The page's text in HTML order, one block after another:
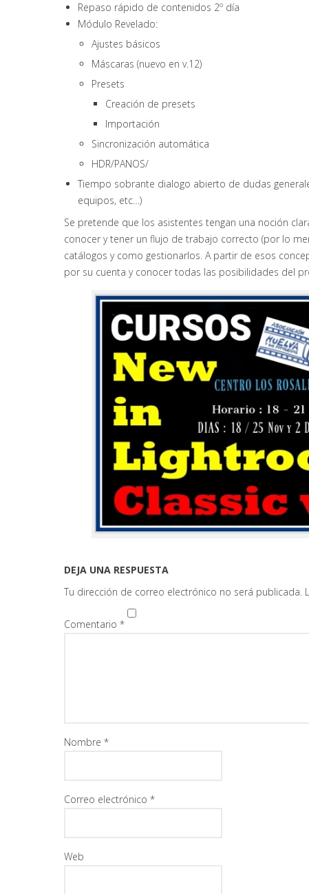
Repaso rápido de contenidos 2º día
Módulo Revelado:
Ajustes básicos
Máscaras (nuevo en v.12)
Presets
Creación de presets
Importación
Sincronización automática
HDR/PANOS/
Tiempo sobrante dialogo abierto de dudas
equipos, etc…)
Se pretende que los asistentes tengan una noción
conocer y tener un flujo de trabajo correcto (por lo
catálogos y como gestionarlos. A partir de esos
por su cuenta y conocer todas las posibilidades del
DEJA UNA RESPUESTA
Tu dirección de correo electrónico no será publicada.
Comentario *
Nombre *
Correo electrónico *
Web